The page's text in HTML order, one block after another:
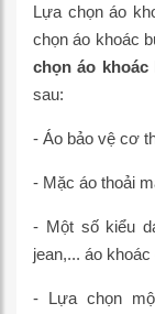
Lựa chọn áo
chọn áo khoác
chọn áo khoác
sau:
- Áo bảo vệ cơ
- Mặc áo thoải
- Một số kiểu
jean,... áo
- Lựa chọn